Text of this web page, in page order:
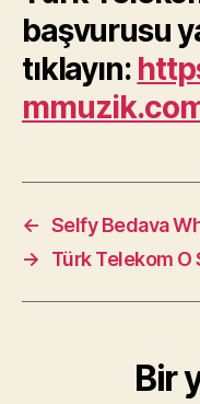
başvurusu
tıklayın:
← Selfy Bedava
→
Türk Telekom
Bir